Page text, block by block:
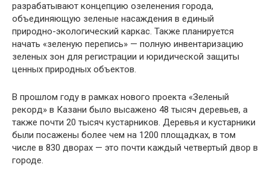
разрабатывают концепцию озеленения города,
объединяющую зеленые насаждения в единый
природно-экологический каркас. Также планируется
начать «зеленую перепись» — полную инвентаризацию
зеленых зон для регистрации и юридической защиты
ценных природных объектов.
В прошлом году в рамках нового проекта «Зеленый
рекорд» в Казани было высажено 48 тысяч деревьев, а
также почти 20 тысяч кустарников. Деревья и кустарники
были посажены более чем на 1200 площадках, в том
числе в 830 дворах — это почти каждый четвертый двор в
городе.